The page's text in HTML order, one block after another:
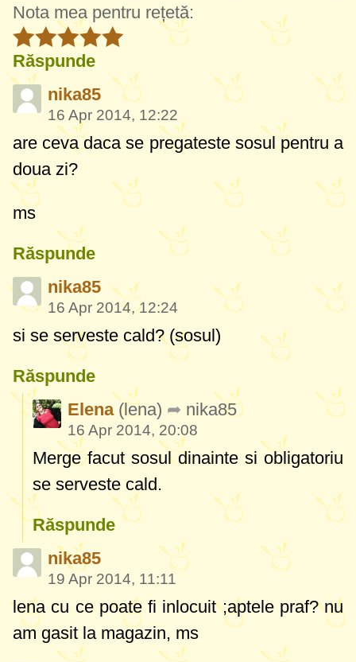
Nota mea pentru rețetă:
Răspunde
nika85
16 Apr 2014, 12:22
are ceva daca se pregateste sosul pentru a
doua zi?
ms
Răspunde
nika85
16 Apr 2014, 12:24
si se serveste cald? (sosul)
Răspunde
Elena (lena) nika85
16 Apr 2014, 20:08
Merge facut sosul dinainte si obligatoriu
se serveste cald.
Răspunde
nika85
19 Apr 2014, 11:11
lena cu ce poate fi inlocuit ;aptele praf? nu
am gasit la magazin, ms